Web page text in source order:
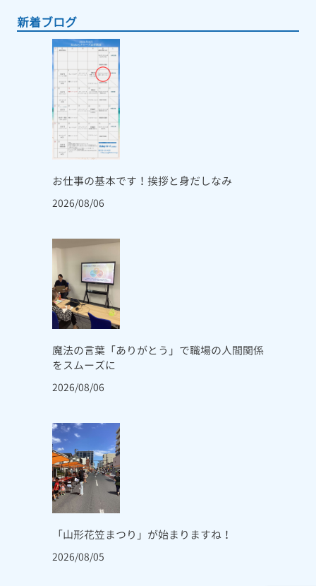
新着ブログ
お仕事の基本です！挨拶と身だしなみ
2026/08/06
魔法の言葉「ありがとう」で職場の人間関係
をスムーズに
2026/08/06
「山形花笠まつり」が始まりますね！
2026/08/05